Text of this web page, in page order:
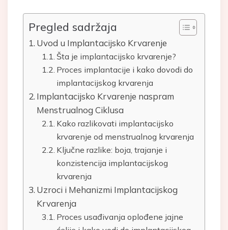
Pregled sadržaja
Uvod u Implantacijsko Krvarenje
Šta je implantacijsko krvarenje?
Proces implantacije i kako dovodi do
implantacijskog krvarenja
Implantacijsko Krvarenje naspram
Menstrualnog Ciklusa
Kako razlikovati implantacijsko
krvarenje od menstrualnog krvarenja
Ključne razlike: boja, trajanje i
konzistencija implantacijskog
krvarenja
Uzroci i Mehanizmi Implantacijskog
Krvarenja
Proces usađivanja oplođene jajne